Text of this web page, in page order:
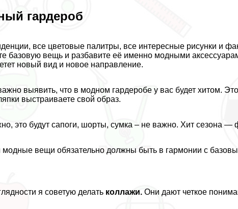
гардероб
все цветовые палитры, все интересные рисунки и
базовую вещь и разбавите её именно модными
новый вид и новое направление.
выявить, что в модном гардеробе у вас будет хитом.
выстраиваете свой образ.
это будут сапоги, шорты, сумка – не важно. Хит сезона —
вещи обязательно должны быть в гармонии с
я советую делать коллажи. Они дают четкое